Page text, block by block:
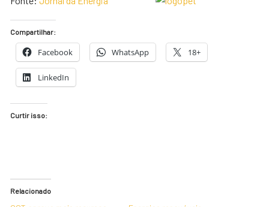
Compartilhar:
Facebook WhatsApp 18+
LinkedIn
Curtir isso:
Relacionado